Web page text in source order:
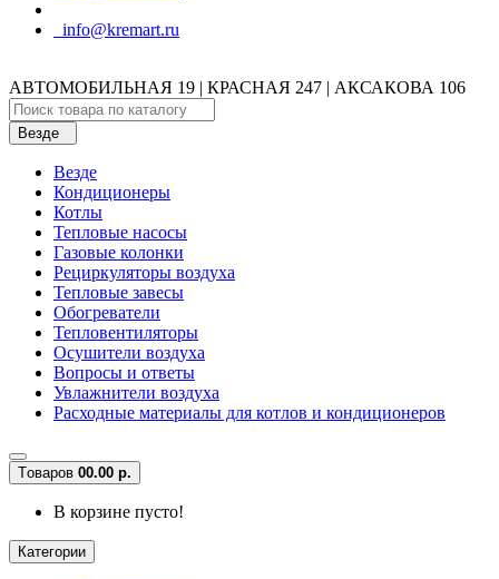
info@kremart.ru
АВТОМОБИЛЬНАЯ 19 | КРАСНАЯ 247 | АКСАКОВА 106
Везде
Везде
Кондиционеры
Котлы
Тепловые насосы
Газовые колонки
Рециркуляторы воздуха
Тепловые завесы
Обогреватели
Тепловентиляторы
Осушители воздуха
Вопросы и ответы
Увлажнители воздуха
Расходные материалы для котлов и кондиционеров
Tоваров 00.00 р.
В корзине пусто!
Категории